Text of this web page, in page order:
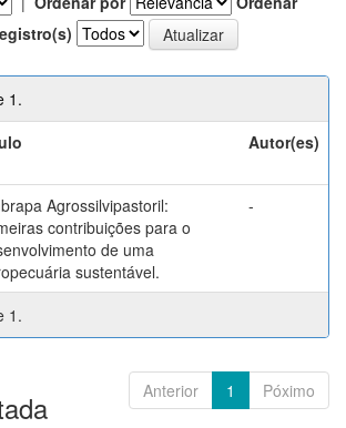
1.
Autor(es)
Agrossilvipastoril:
contribuições para o
de uma
sustentável.
-
1.
Anterior 1 Póximo